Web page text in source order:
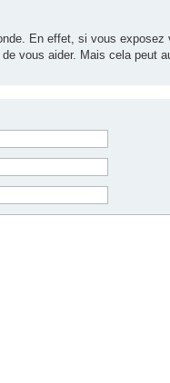
En effet, si vous
vous aider. Mais cela peut